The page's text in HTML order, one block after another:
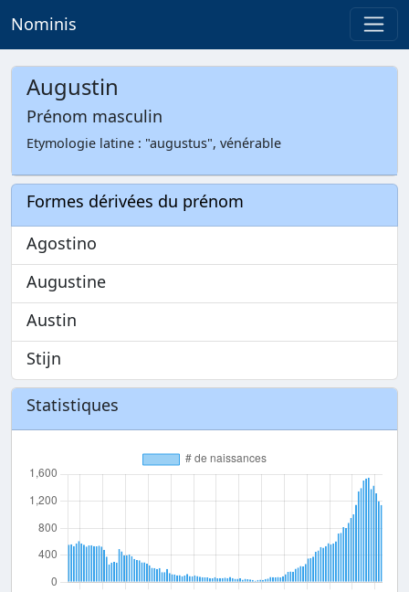
Nominis
Augustin
Prénom masculin
Etymologie latine : "augustus", vénérable
Formes dérivées du prénom
Agostino
Augustine
Austin
Stijn
Statistiques